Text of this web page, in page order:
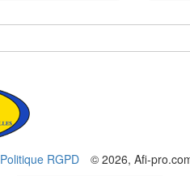
Politique RGPD © 2026, Afi-